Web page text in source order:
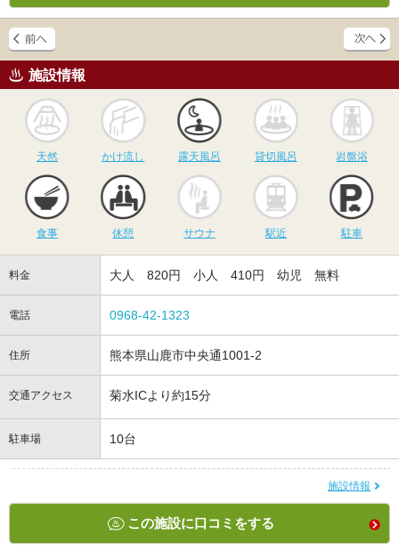
施設情報
天然
かけ流し
かけ流し
露天風呂
露天風呂
貸切風呂
貸切風呂 岩盤浴
食事 休憩
サウナ
サウナ 駅近 駐車
料金 大人 820円 小人 410円 幼児 無料
電話 0968-42-1323
住所 熊本県山鹿市中央通1001-2
交通アクセス 菊水ICより約15分
駐車場 10台
施設情報
この施設に口コミをする